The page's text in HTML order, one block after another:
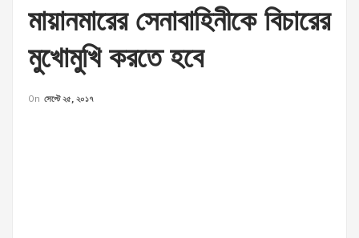
মায়ানমারের সেনাবাহিনীকে বিচারের
মুখোমুখি করতে হবে
On সেপ্টে ২৫, ২০১৭